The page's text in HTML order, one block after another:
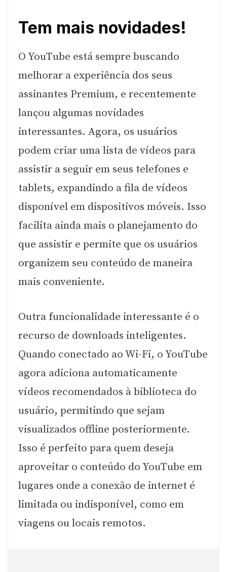
Tem mais novidades!
O YouTube está sempre buscando
melhorar a experiência dos seus
assinantes Premium, e recentemente
lançou algumas novidades
interessantes. Agora, os usuários
podem criar uma lista de vídeos para
assistir a seguir em seus telefones e
tablets, expandindo a fila de vídeos
disponível em dispositivos móveis. Isso
facilita ainda mais o planejamento do
que assistir e permite que os usuários
organizem seu conteúdo de maneira
mais conveniente.
Outra funcionalidade interessante é o
recurso de downloads inteligentes.
Quando conectado ao Wi-Fi, o YouTube
agora adiciona automaticamente
vídeos recomendados à biblioteca do
usuário, permitindo que sejam
visualizados offline posteriormente.
Isso é perfeito para quem deseja
aproveitar o conteúdo do YouTube em
lugares onde a conexão de internet é
limitada ou indisponível, como em
viagens ou locais remotos.